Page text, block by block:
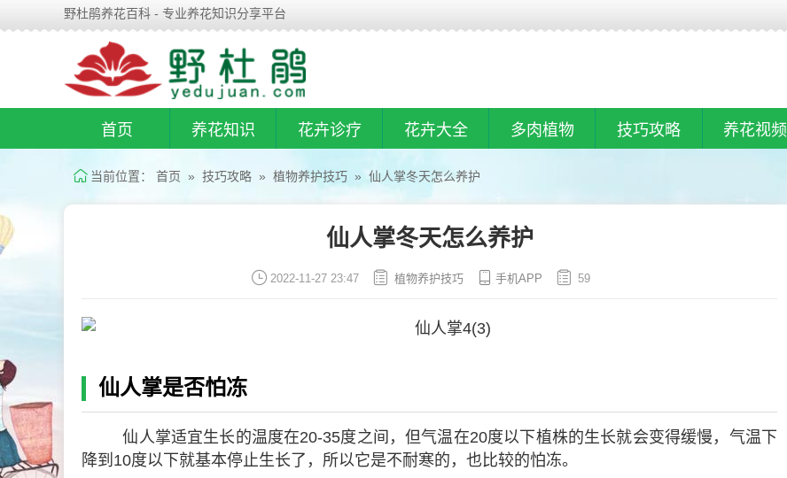
野杜鹃养花百科 - 专业养花知识分享平台
首页 养花知识 花卉诊疗 花卉大全 多肉植物 技巧攻略 养花视频
当前位置： 首页 » 技巧攻略 » 植物养护技巧 » 仙人掌冬天怎么养护
仙人掌冬天怎么养护
2022-11-27 23:47 植物养护技巧 手机APP 59
仙人掌是否怕冻
仙人掌适宜生长的温度在20-35度之间，但气温在20度以下植株的生长就会变得缓慢，气温下
降到10度以下就基本停止生长了，所以它是不耐寒的，也比较的怕冻。